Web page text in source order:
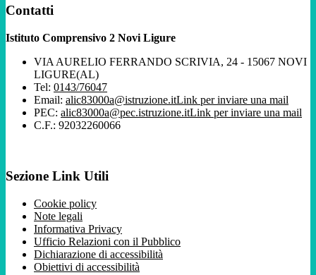
Contatti
Istituto Comprensivo 2 Novi Ligure
VIA AURELIO FERRANDO SCRIVIA, 24 - 15067 NOVI
LIGURE(AL)
Tel: 0143/76047
Email: alic83000a@istruzione.itLink per inviare una mail
PEC: alic83000a@pec.istruzione.itLink per inviare una mail
C.F.: 92032260066
Sezione Link Utili
Cookie policy
Note legali
Informativa Privacy
Ufficio Relazioni con il Pubblico
Dichiarazione di accessibilità
Obiettivi di accessibilità